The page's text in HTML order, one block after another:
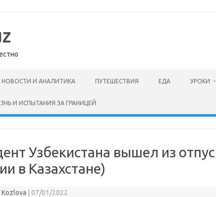
НОВОСТИ И АНАЛИТИКА ПУТЕШЕСТВИЯ ЕДА УРОКИ
И ИСПЫТАНИЯ ЗА ГРАНИЦЕЙ
Узбекистана вышел из
в Казахстане)
Kozlova 07/01/2022